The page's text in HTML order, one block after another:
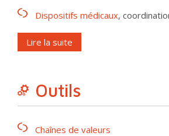
Dispositifs médicaux,
Lire la suite
Outils
Chaînes de valeurs